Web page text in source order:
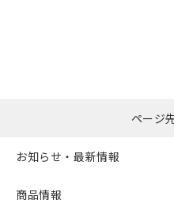
ページ
お知らせ・最新情報
商品情報